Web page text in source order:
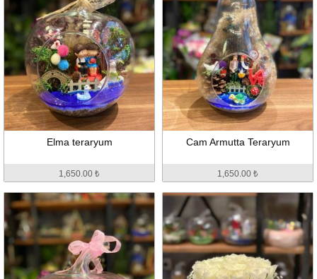
Elma teraryum
1,650.00 ₺
Cam Armutta Teraryum
1,650.00 ₺